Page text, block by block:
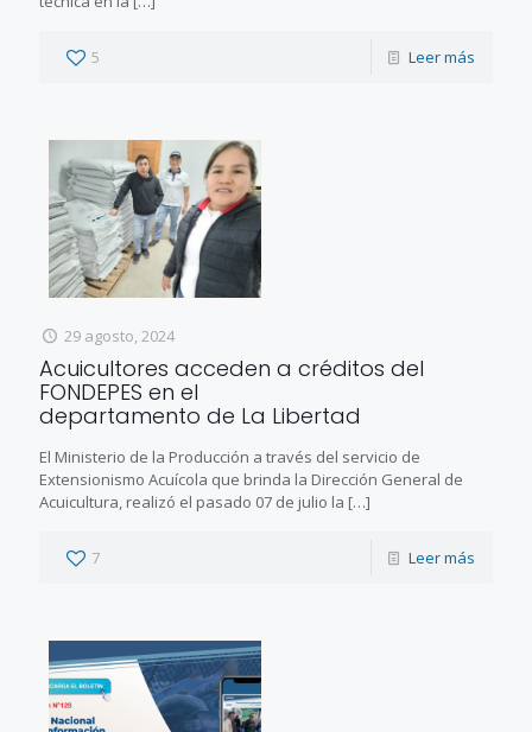
5 Leer más
29 agosto, 2024
Acuicultores acceden a créditos del
FONDEPES en el
departamento de La Libertad
El Ministerio de la Producción a través del servicio de
Extensionismo Acuícola que brinda la Dirección General de
Acuicultura, realizó el pasado 07 de julio la […]
7 Leer más